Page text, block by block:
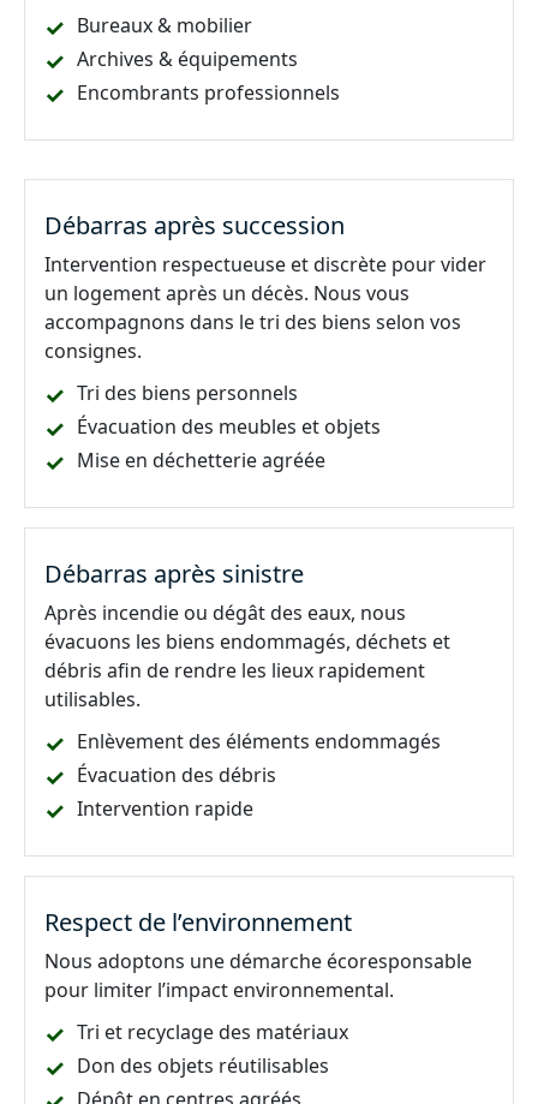
Bureaux & mobilier
Archives & équipements
Encombrants professionnels
Débarras après succession
Intervention respectueuse et discrète pour vider
un logement après un décès. Nous vous
accompagnons dans le tri des biens selon vos
consignes.
Tri des biens personnels
Évacuation des meubles et objets
Mise en déchetterie agréée
Débarras après sinistre
Après incendie ou dégât des eaux, nous
évacuons les biens endommagés, déchets et
débris afin de rendre les lieux rapidement
utilisables.
Enlèvement des éléments endommagés
Évacuation des débris
Intervention rapide
Respect de l’environnement
Nous adoptons une démarche écoresponsable
pour limiter l’impact environnemental.
Tri et recyclage des matériaux
Don des objets réutilisables